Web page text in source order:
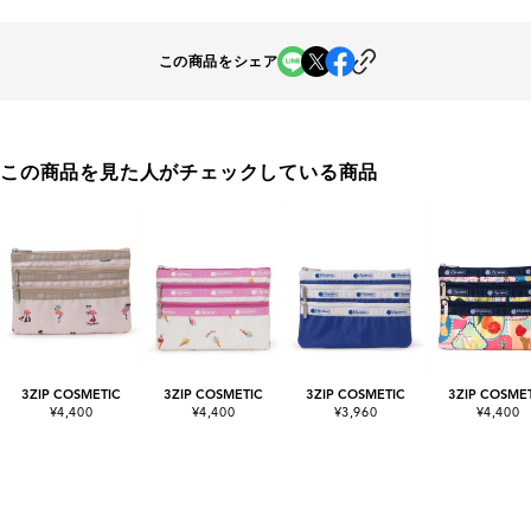
この商品をシェア
この商品を見た人がチェックしている商品
3ZIP COSMETIC
¥4,400
3ZIP COSMETIC
¥4,400
3ZIP COSMETIC
¥3,960
3ZIP
¥4,400